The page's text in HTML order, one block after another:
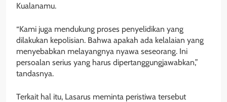
Kualanamu.
“Kami juga mendukung proses penyelidikan yang
dilakukan kepolisian. Bahwa apakah ada kelalaian yang
menyebabkan melayangnya nyawa seseorang. Ini
persoalan serius yang harus dipertanggungjawabkan,”
tandasnya.
Terkait hal itu, Lasarus meminta peristiwa tersebut